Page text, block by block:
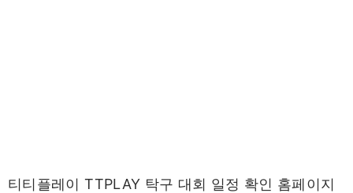
티티플레이 TTPLAY 탁구 대회 일정 확인 홈페이지